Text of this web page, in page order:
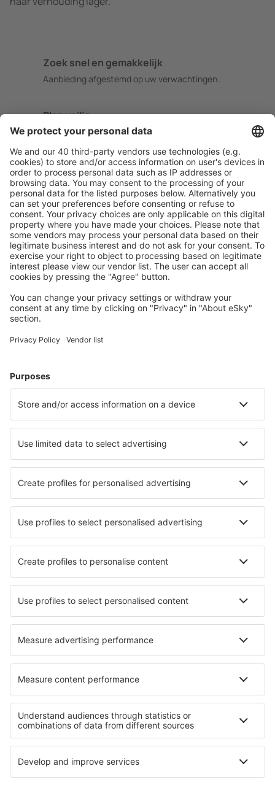
Zoek snel en gemakkelijk
Aanbieding afgestemd op uw verwachtingen.
Plan veilig
Zorgeloos boeken met gratiss annuleringsopties.
Bespaar meer
Reisaanbiedingen en speciale aanbiedingen voor
geregistreerde gebruikers.
Accommodaties die u bevallen
Kies uit meer dan 1,3 miljoen accommodaties: hotels,
jeugdherbergen, appartementen en meer.
Meest gezochte accommodatie door eSky-
gebruikers
Accommodatie in Slowakije - Populaire steden
Verblijf in Vysoké Tatry Verblijf in Košice
Verblijf in Čadca Verblijf in Hrabušice Verblijf in L'ubeľa
Verblijf Oravska Jasenica
Beste accommodatie - steden
Verblijf in Radstadt Verblijf in Thundorf
Verblijf in Kochanówka Verblijf in Plestin-les-Grèves
Verblijf in Zacapu Verblijf in Marghita
Verblijf in Drecji Vrh Verblijf in Buzan
Beste accommodatie - regio's
Verblijf in Upper Povazie Verblijf in Gemer
Verblijf in Stredné Považie Verblijf in Horehronie
Verblijf in Slovak Tatras Verblijf in Lodzkie
Verblijf in Huila Verblijf in Goa